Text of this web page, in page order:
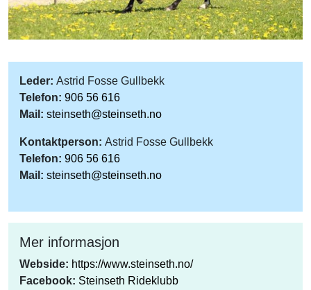
Leder: Astrid Fosse Gullbekk
Telefon: 906 56 616
Mail: steinseth@steinseth.no
Kontaktperson: Astrid Fosse Gullbekk
Telefon: 906 56 616
Mail: steinseth@steinseth.no
Mer informasjon
Webside: https://www.steinseth.no/
Facebook: Steinseth Rideklubb